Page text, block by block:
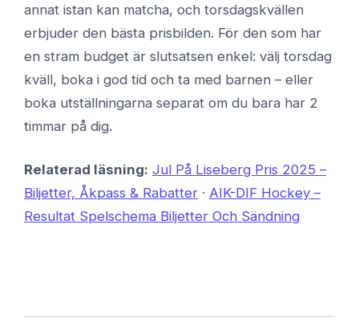
annat istan kan matcha, och torsdagskvällen
erbjuder den bästa prisbilden. För den som har
en stram budget är slutsatsen enkel: välj torsdag
kväll, boka i god tid och ta med barnen – eller
boka utställningarna separat om du bara har 2
timmar på dig.
Relaterad läsning: Jul På Liseberg Pris 2025 –
Biljetter, Åkpass & Rabatter · AIK-DIF Hockey –
Resultat Spelschema Biljetter Och Sändning